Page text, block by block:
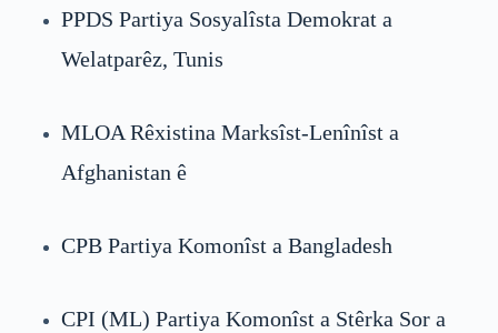
PPDS Partiya Sosyalîsta Demokrat a
Welatparêz, Tunis
MLOA Rêxistina Marksîst-Lenînîst a
Afghanistan ê
CPB Partiya Komonîst a Bangladesh
CPI (ML) Partiya Komonîst a Stêrka Sor a